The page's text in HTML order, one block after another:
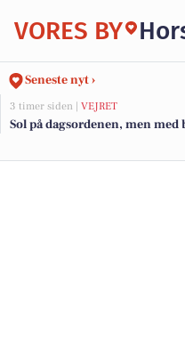
VORES BY
Seneste nyt ›
3 timer siden | VEJRET
Sol på dagsordenen, men med